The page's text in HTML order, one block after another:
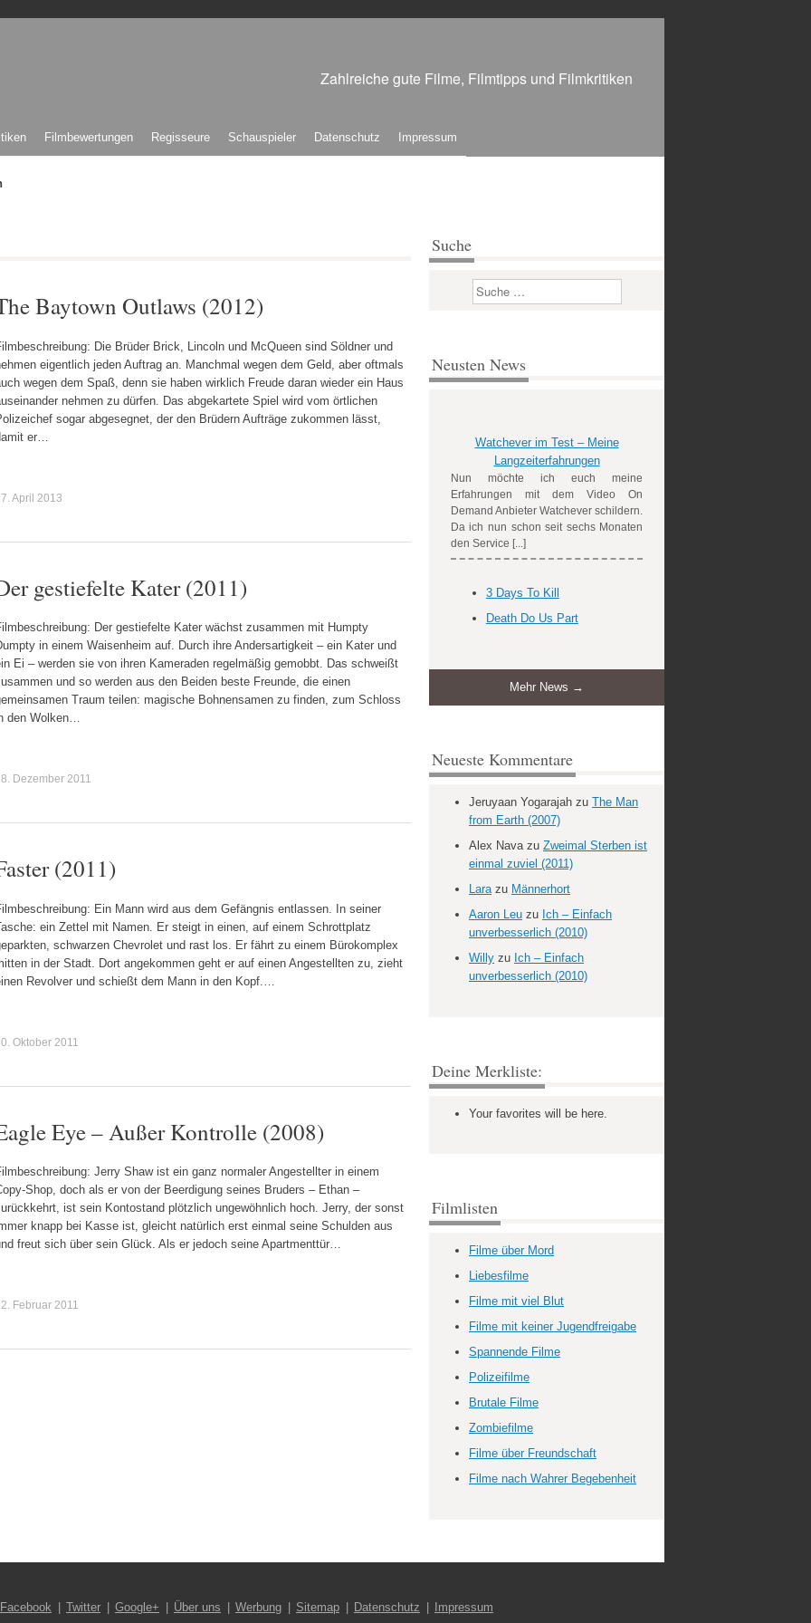
Zahlreiche gute Filme, Filmtipps und Filmkritiken
Filmbewertungen Regisseure Schauspieler Datenschutz Impressum
Baytown Outlaws (2012)
Die Brüder Brick, Lincoln und McQueen sind Söldner und
eigentlich jeden Auftrag an. Manchmal wegen dem Geld, aber oftmals
wegen dem Spaß, denn sie haben wirklich Freude daran wieder ein Haus
nehmen zu dürfen. Das abgekartete Spiel wird vom örtlichen
sogar abgesegnet, der den Brüdern Aufträge zukommen lässt,
er…
April 2013
gestiefelte Kater (2011)
Der gestiefelte Kater wächst zusammen mit Humpty
in einem Waisenheim auf. Durch ihre Andersartigkeit – ein Kater und
Ei – werden sie von ihren Kameraden regelmäßig gemobbt. Das schweißt
und so werden aus den Beiden beste Freunde, die einen
Traum teilen: magische Bohnensamen zu finden, zum Schloss
den Wolken…
Dezember 2011
(2011)
Ein Mann wird aus dem Gefängnis entlassen. In seiner
ein Zettel mit Namen. Er steigt in einen, auf einem Schrottplatz
schwarzen Chevrolet und rast los. Er fährt zu einem Bürokomplex
in der Stadt. Dort angekommen geht er auf einen Angestellten zu, zieht
Revolver und schießt dem Mann in den Kopf.…
Oktober 2011
Eye – Außer Kontrolle (2008)
Jerry Shaw ist ein ganz normaler Angestellter in einem
Shop, doch als er von der Beerdigung seines Bruders – Ethan –
ist sein Kontostand plötzlich ungewöhnlich hoch. Jerry, der sonst
knapp bei Kasse ist, gleicht natürlich erst einmal seine Schulden aus
freut sich über sein Glück. Als er jedoch seine Apartmenttür…
Februar 2011
Suche
Suchen
Neusten News
Watchever im Test – Meine
Langzeiterfahrungen
Nun möchte ich euch meine
Erfahrungen mit dem Video On
Demand Anbieter Watchever schildern.
Da ich nun schon seit sechs Monaten
den Service [...]
3 Days To Kill
Death Do Us Part
Mehr News →
Neueste Kommentare
Jeruyaan Yogarajah zu The Man
from Earth (2007)
Alex Navazu Zweimal Sterben ist
einmal zuviel (2011)
Larazu Männerhort
Aaron Leu zu Ich – Einfach
unverbesserlich (2010)
Willy zu Ich – Einfach
unverbesserlich (2010)
Deine Merkliste:
Your favorites will be here.
Filmlisten
Filme über Mord
Liebesfilme
Filme mit viel Blut
Filme mit keiner Jugendfreigabe
Spannende Filme
Polizeifilme
Brutale Filme
Zombiefilme
Filme über Freundschaft
Filme nach Wahrer Begebenheit
Facebook Twitter Google+ Über uns Werbung Sitemap Datenschutz Impressum